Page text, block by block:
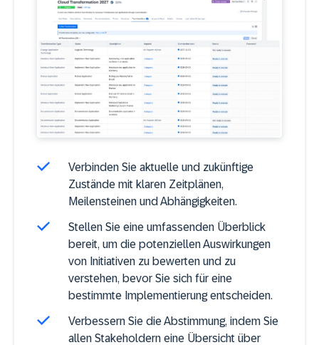
Verbinden Sie aktuelle und zukünftige
Zustände mit klaren Zeitplänen,
Meilensteinen und Abhängigkeiten.
Stellen Sie eine umfassenden Überblick
bereit, um die potenziellen Auswirkungen
von Initiativen zu bewerten und zu
verstehen, bevor Sie sich für eine
bestimmte Implementierung entscheiden.
Verbessern Sie die Abstimmung, indem Sie
allen Stakeholdern eine Übersicht über